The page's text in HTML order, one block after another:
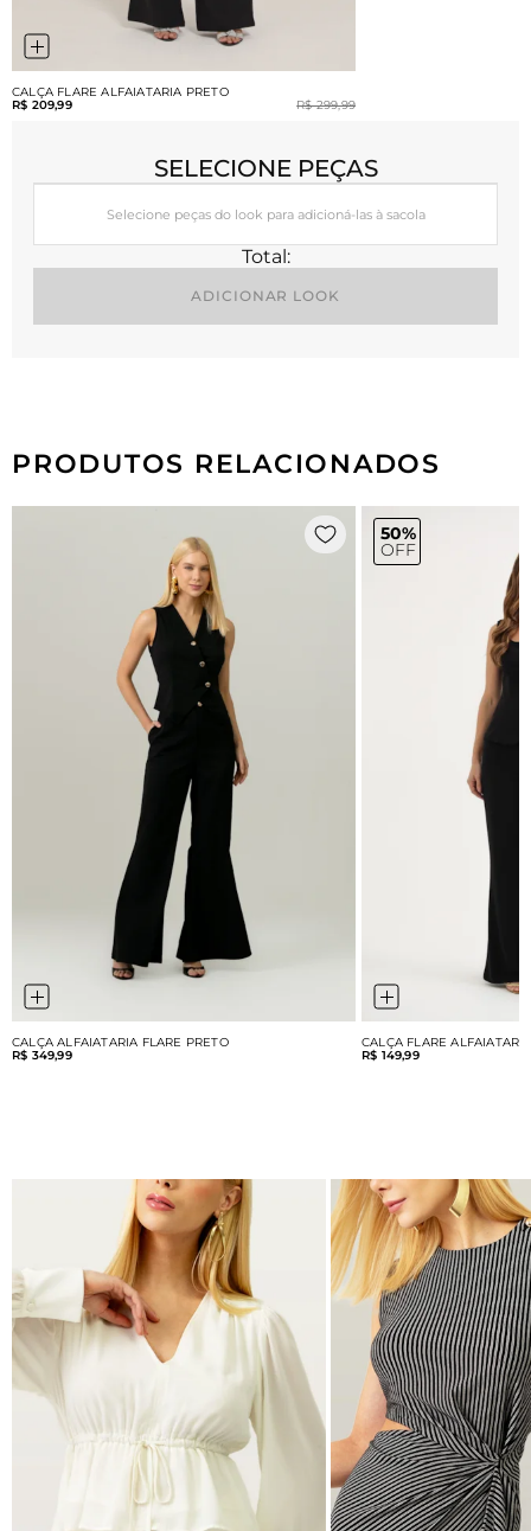
CALÇA FLARE ALFAIATARIA PRETO
R$ 299,99
R$ 209,99
SELECIONE PEÇAS
Selecione peças do look para adicioná-las à sacola
Total:
ADICIONAR LOOK
PRODUTOS RELACIONADOS
CALÇA ALFAIATARIA FLARE PRETO
R$ 349,99
50%
OFF
CALÇA FLARE
R$ 149,99